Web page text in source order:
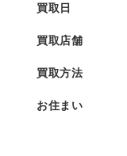
買取日
買取店舗
買取方法
お住まい